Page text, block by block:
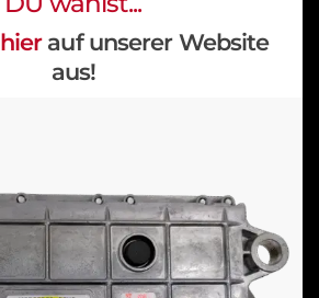
hierauf unserer Website
aus!